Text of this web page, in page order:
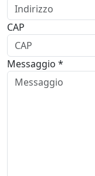
CAP
Messaggio *